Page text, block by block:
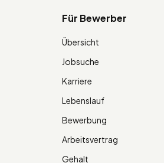
Für Bewerber
Übersicht
Jobsuche
Karriere
Lebenslauf
Bewerbung
Arbeitsvertrag
Gehalt